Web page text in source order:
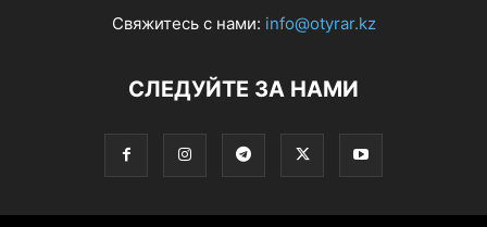
Свяжитесь с нами: info@otyrar.kz
СЛЕДУЙТЕ ЗА НАМИ